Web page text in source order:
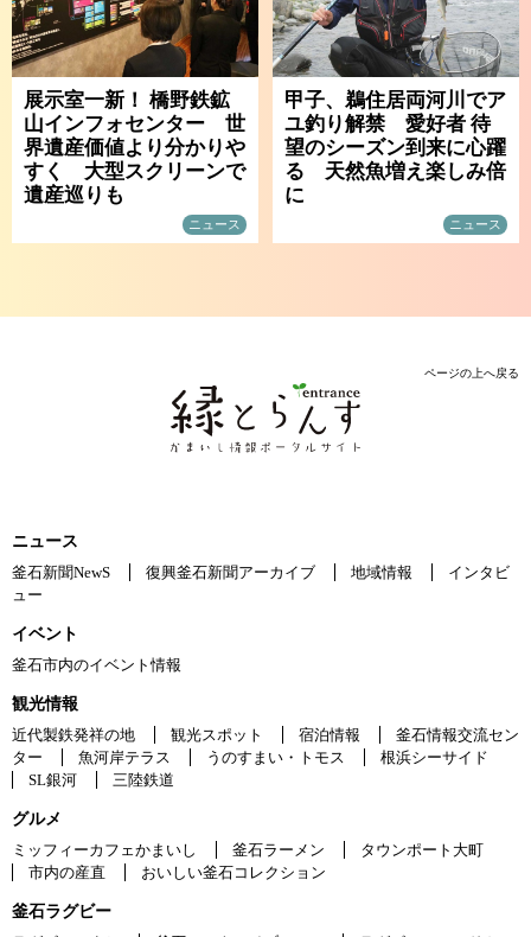
展示室一新！ 橋野鉄鉱
山インフォセンター 世
界遺産価値より分かりや
すく 大型スクリーンで
遺産巡りも
ニュース
甲子、鵜住居両河川でア
ユ釣り解禁 愛好者 待
望のシーズン到来に心躍
る 天然魚増え楽しみ倍
に
ニュース
ページの上へ戻る
ニュース
釜石新聞NewS
復興釜石新聞アーカイブ 地域情報
インタビ
ュー
イベント
釜石市内のイベント情報
観光情報
近代製鉄発祥の地
観光スポット 宿泊情報
釜石情報交流セン
ター
魚河岸テラス うのすまい・トモス
根浜シーサイド
SL銀河
三陸鉄道
グルメ
ミッフィーカフェかまいし
釜石ラーメン
タウンポート大町
市内の産直
おいしい釜石コレクション
釜石ラグビー